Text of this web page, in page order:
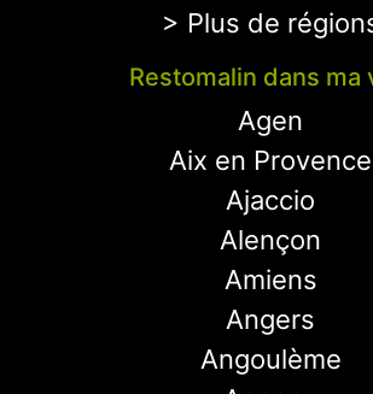
> Plus de
Restomalin dans ma
Agen
Aix en Provence
Ajaccio
Alençon
Amiens
Angers
Angoulème